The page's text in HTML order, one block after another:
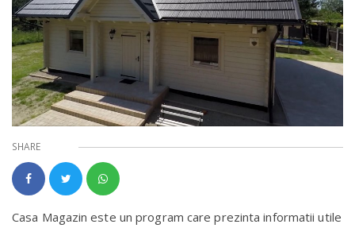
SHARE
Casa Magazin este un program care prezinta informatii utile